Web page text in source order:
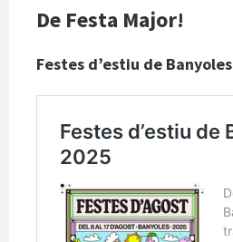
De Festa Major!
Festes d’estiu de Banyoles